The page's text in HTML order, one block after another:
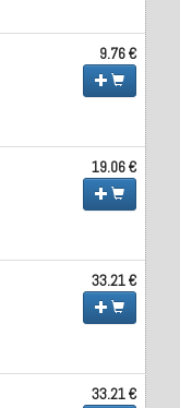
9.76 €
19.06 €
33.21 €
33.21 €